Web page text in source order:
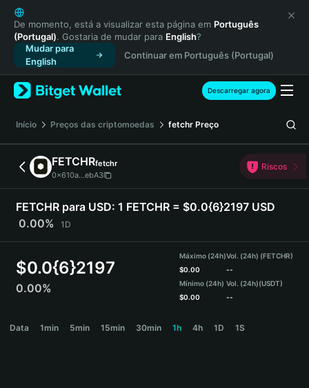
English
日本語
Tiếng Việt
Русский
Español (Latinoamérica)
Türkçe
Français
Deutsch
简体中文
繁體中文
Português (Portugal)
Bahasa Indonesia
ภาษาไทย
हिन्दी
Español
Português (Brasil)
De momento, está a visualizar esta página em Português
(Portugal). Gostaria de mudar para English?
Mudar para
English
Continuar em Português (Portugal)
Descarregar agora
Início Preços das criptomoedas fetchr Preço
FETCHRfetchr
0x610a...ebA3
Riscos
FETCHR para USD: 1 FETCHR = $0.0{6}2197 USD
0.00%
1D
$0.0{6}2197
0.00%
Máximo (24h)
$0.00
Mínimo (24h)
$0.00
Vol. (24h) (FETCHR)
--
Vol. (24h)(USDT)
--
Data 1min 5min 15min 30min 1h 4h 1D 1S